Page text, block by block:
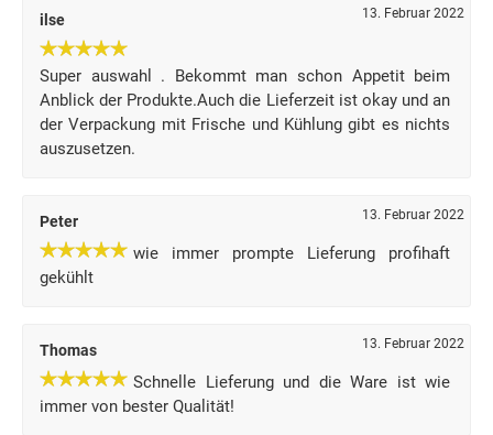
ilse 13. Februar 2022
Super auswahl . Bekommt man schon Appetit beim
Anblick der Produkte.Auch die Lieferzeit ist okay und an
der Verpackung mit Frische und Kühlung gibt es nichts
auszusetzen.
Peter 13. Februar 2022
wie immer prompte Lieferung profihaft
gekühlt
Thomas 13. Februar 2022
Schnelle Lieferung und die Ware ist wie
immer von bester Qualität!